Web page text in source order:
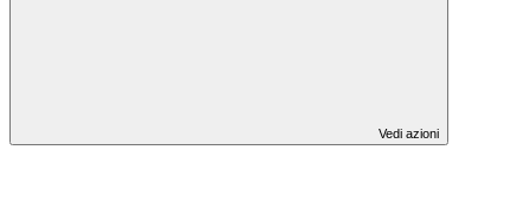
Vedi azioni